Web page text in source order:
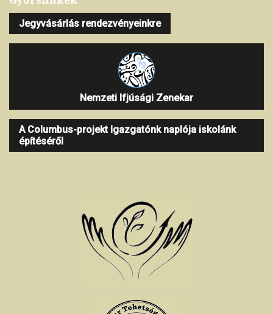
Jegyvásárlás rendezvényeinkre
Nemzeti Ifjúsági Zenekar
A Columbus-projekt Igazgatónk naplója iskolánk
építéséről